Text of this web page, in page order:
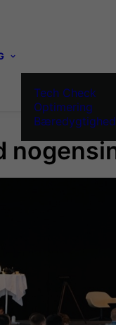
Tech Check
Optimering
Bæredygtighed